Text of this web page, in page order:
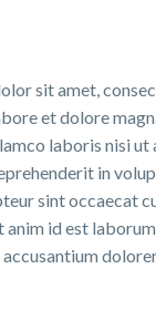
sit amet,
et dolore
laboris nisi ut
in
sint occaecat
id est